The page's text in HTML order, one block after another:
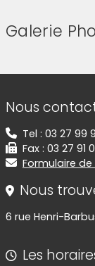
Galerie
Nous
Tel : 03 27 99
Fax : 03 27 91
Formulaire
Nous
6 rue Henri-
Les